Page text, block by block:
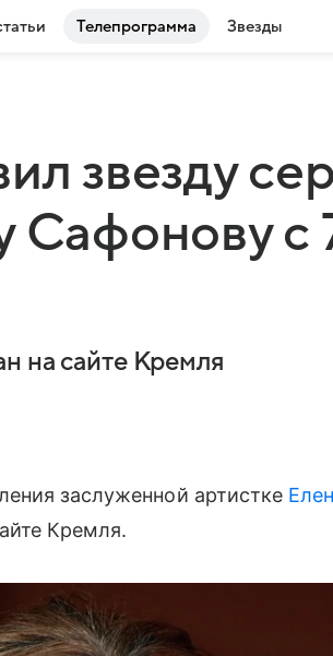
Телепрограмма Звезды
звезду
Сафонову с
на сайте Кремля
заслуженной артистке
Кремля.